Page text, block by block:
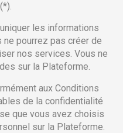
les informations
pourrez pas créer de
nos services. Vous ne
sur la Plateforme.
aux Conditions
de la confidentialité
que vous avez choisis
sur la Plateforme.